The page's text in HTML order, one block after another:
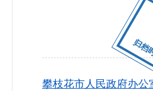
归
攀枝花市人民政府办